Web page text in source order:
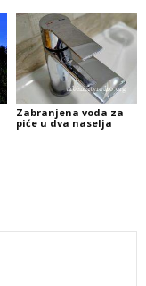
Zabranjena voda za
piće u dva naselja